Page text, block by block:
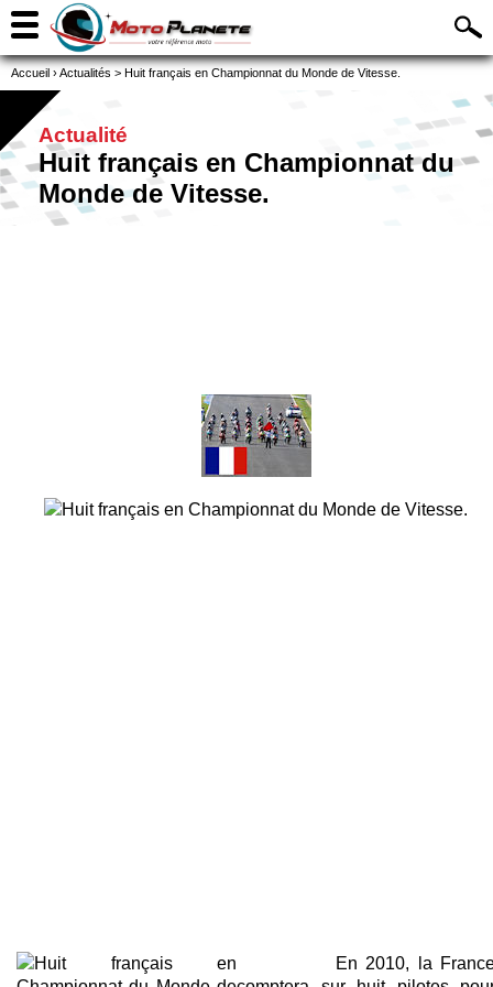
Accueil ›Actualités > Huit français en Championnat du Monde de Vitesse.
Actualité
Huit français en Championnat du
Monde de Vitesse.
En 2010, la